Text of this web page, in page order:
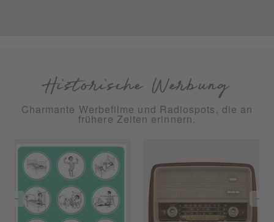
Charmante Werbefilme und Radiospots, die an
frühere Zeiten erinnern.
Historische Werbung